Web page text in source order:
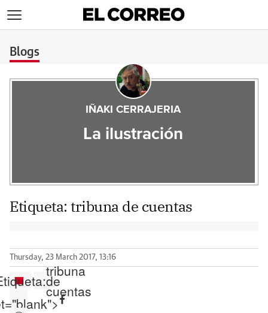
Blogs
IÑAKI CERRAJERIA
La ilustración
Etiqueta: tribuna de cuentas
Thursday, 23 March 2017, 13:16
tribuna
de
cuentas